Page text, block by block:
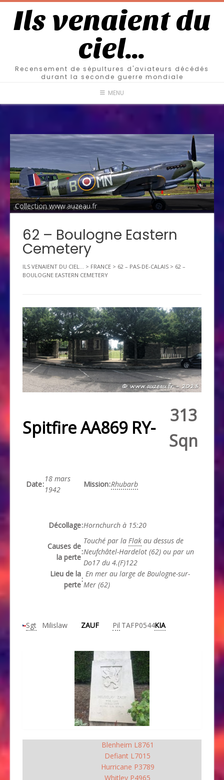
Ils venaient du
ciel…
Recensement de sépultures d'aviateurs décédés
durant la seconde guerre mondiale
MENU
Collection www.auzeau.fr
62 – Boulogne Eastern
Cemetery
ILS VENAIENT DU CIEL... > FRANCE > 62 – PAS-DE-CALAIS > 62 –
BOULOGNE EASTERN CEMETERY
Spitfire AA869 RY-
313
Sqn
Date:
18 mars
1942
Mission:Rhubarb
Décollage:Hornchurch à 15:20
Causes de
la perte
:
Touché par la Flak au dessus de
Neufchâtel-Hardelot (62) ou par un
Do17 du 4.(F)122
Lieu de la
perte
:
En mer au large de Boulogne-sur-
Mer (62)
Sgt Milislaw ZAUF Pil TAFP0544KIA
Blenheim L8761
Defiant L7015
Hurricane P3789
Whitley P4965